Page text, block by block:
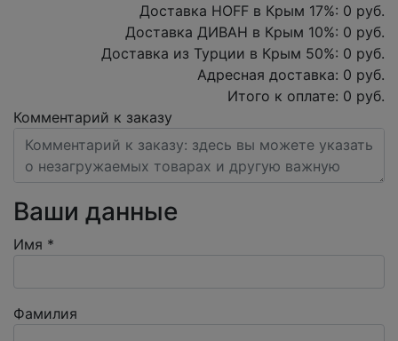
Доставка HOFF в Крым 17%: 0 руб.
Доставка ДИВАН в Крым 10%: 0 руб.
Доставка из Турции в Крым 50%: 0 руб.
Адресная доставка: 0 руб.
Итого к оплате: 0 руб.
Комментарий к заказу
Ваши данные
Имя *
Фамилия